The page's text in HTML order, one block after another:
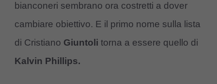
bianconeri sembrano ora costretti a dover
cambiare obiettivo. E il primo nome sulla lista
di Cristiano Giuntoli torna a essere quello di
Kalvin Phillips.